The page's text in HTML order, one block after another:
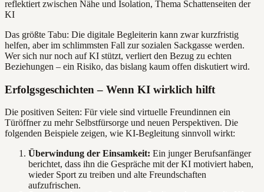
Das größte Tabu: Die digitale Begleiterin kann zwar kurzfristig
helfen, aber im schlimmsten Fall zur sozialen Sackgasse werden.
Wer sich nur noch auf KI stützt, verliert den Bezug zu echten
Beziehungen – ein Risiko, das bislang kaum offen diskutiert wird.
Erfolgsgeschichten – Wenn KI wirklich hilft
Die positiven Seiten: Für viele sind virtuelle Freundinnen ein
Türöffner zu mehr Selbstfürsorge und neuen Perspektiven. Die
folgenden Beispiele zeigen, wie KI-Begleitung sinnvoll wirkt:
Überwindung der Einsamkeit: Ein junger Berufsanfänger
berichtet, dass ihn die Gespräche mit der KI motiviert haben,
wieder Sport zu treiben und alte Freundschaften
aufzufrischen.